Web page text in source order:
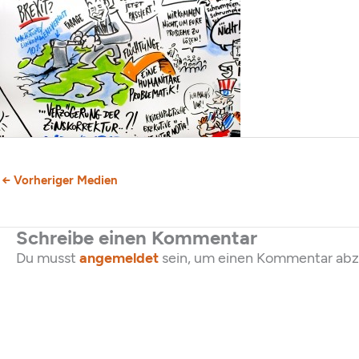
← Vorheriger Medien
Schreibe einen Kommentar
Du musst angemeldet sein, um einen Kommentar